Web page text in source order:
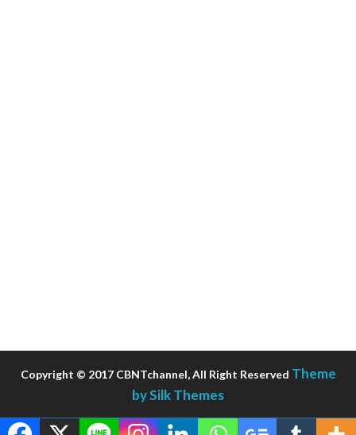
Copyright © 2017 CBNTchannel, All Right Reserved Theme
by Silk Themes